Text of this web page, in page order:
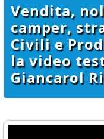
Vendita,
camper,
Civili e
la video
Giancarol